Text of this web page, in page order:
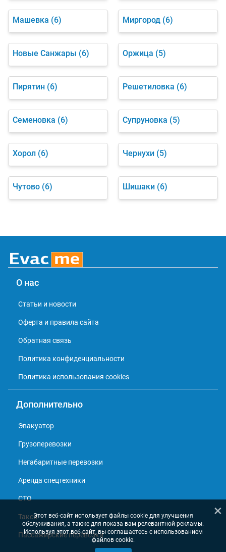
Машевка (6) Миргород (6)
Новые Санжары (6) Оржица (5)
Пирятин (6) Решетиловка (6)
Семеновка (6) Супруновка (5)
Хорол (6) Чернухи (5)
Чутово (6) Шишаки (6)
О нас
Статьи и новости
Оферта и правила сайта
Обратная связь
Политика конфиденциальности
Политика использования cookies
Дополнительно
Эвакуатор
Грузоперевозки
Негабаритные перевозки
Аренда спецтехники
СТО
Такси
Пассажирские перевозки
×
Этот веб-сайт использует файлы cookie для улучшения
обслуживания, а также для показа вам релевантной рекламы.
Используя этот веб-сайт, вы соглашаетесь с использованием
файлов cookie.